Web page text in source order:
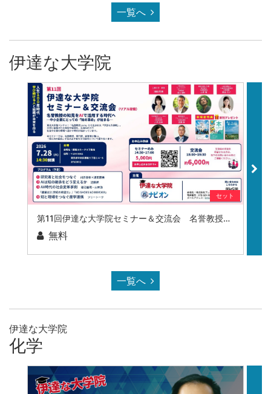
一覧へ
伊達な大学院
セット
第11回伊達な大学院セミナー＆交流会 名誉教授の知見をAIで活用する時代へ ー中小企業にとっての知の革命が始まるー
無料
一覧へ
伊達な大学院
化学